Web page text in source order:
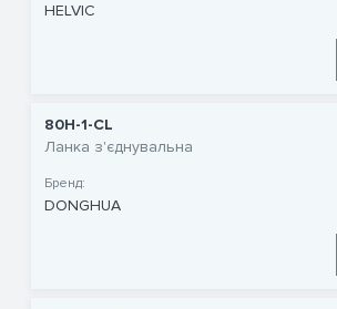
HELVIC
80H-1-CL
Ланка з'єднувальна
Бренд:
DONGHUA